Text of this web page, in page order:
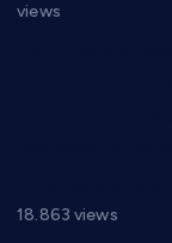
views
18.863 views